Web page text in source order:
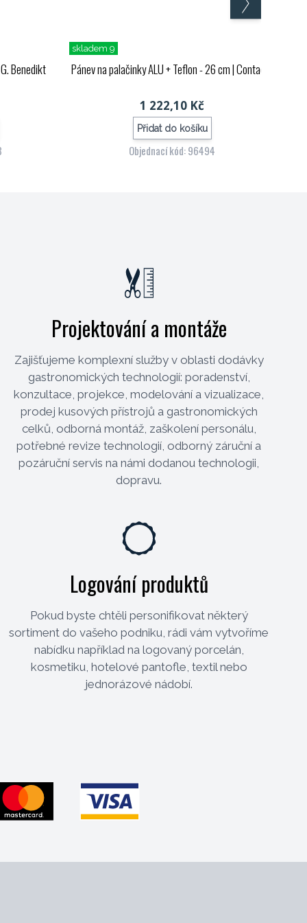
Benedikt
skladem 9
Pánev na palačinky ALU + Teflon - 26 cm| Contacto
1 222,10 Kč
Přidat do košíku
Objednací kód: 96494
Projektování a montáže
Zajišťujeme komplexní služby v oblasti dodávky
gastronomických technologií: poradenství,
konzultace, projekce, modelování a vizualizace,
prodej kusových přístrojů a gastronomických
celků, odborná montáž, zaškolení personálu,
potřebné revize technologií, odborný záruční a
pozáruční servis na námi dodanou technologii,
dopravu.
Logování produktů
Pokud byste chtěli personifikovat některý
sortiment do vašeho podniku, rádi vám vytvoříme
nabídku například na logovaný porcelán,
kosmetiku, hotelové pantofle, textil nebo
jednorázové nádobí.